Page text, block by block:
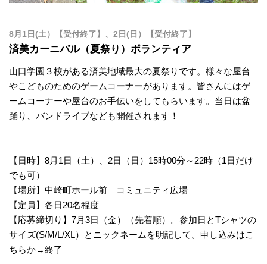
8月1日(土）【受付終了】、2日(日）【受付終了】
済美カーニバル（夏祭り）ボランティア
山口学園３校がある済美地域最大の夏祭りです。様々な屋台
やこどものためのゲームコーナーがあります。皆さんにはゲ
ームコーナーや屋台のお手伝いをしてもらいます。当日は盆
踊り、バンドライブなども開催されます！
【日時】8月1日（土）、2日（日）15時00分～22時（1日だけ
でも可）
【場所】中崎町ホール前 コミュニティ広場
【定員】各日20名程度
【応募締切り】7月3日（金）（先着順）。参加日とTシャツの
サイズ(S/M/L/XL）とニックネームを明記して。申し込みはこ
ちらか→終了